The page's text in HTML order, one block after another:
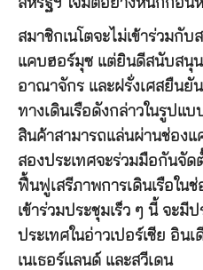
สหรัฐฯ โจมตีอย่างหนักก่อน
สมาชิกเนโตจะไม่เข้าร่วมกั
แคบฮอร์มุซ แต่ยินดีสนับสนุ
อาณาจักร และฝรั่งเศสยืนยั
ทางเดินเรือดังกล่าวในรูปแบ
สินค้าสามารถแล่นผ่านช่อง
สองประเทศจะร่วมมือกันจั
ฟื้นฟูเสรีภาพการเดินเรือใน
เข้าร่วมประชุมเร็ว ๆ นี้ จะมี
ประเทศในอ่าวเปอร์เซีย อิน
เนเธอร์แลนด์ และสวีเดน